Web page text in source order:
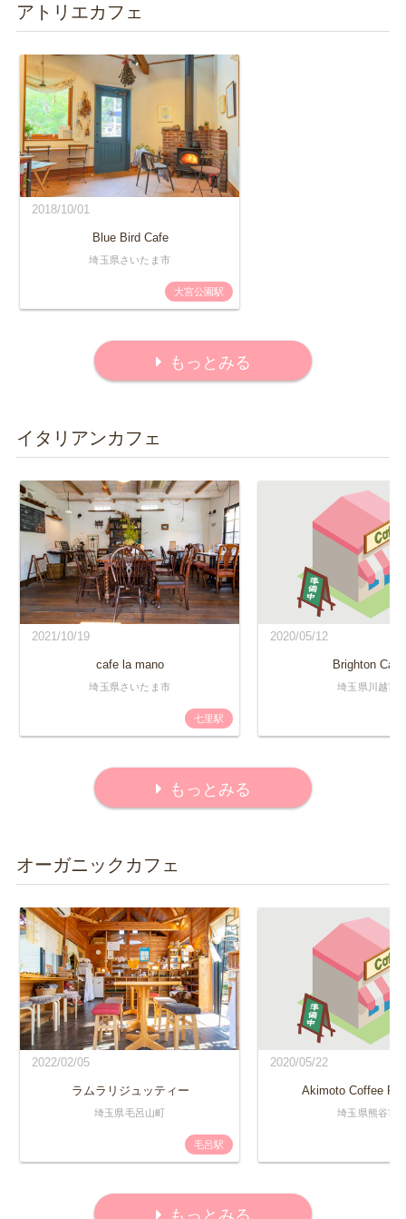
アトリエカフェ
2018/10/01
Blue Bird Cafe
埼玉県さいたま市
大宮公園駅
もっとみる
イタリアンカフェ
2021/10/19
cafe la mano
埼玉県さいたま市
七里駅
2020/05/12
Brighton Cafe
埼玉県川越市
もっとみる
オーガニックカフェ
2022/02/05
ラムラリジュッティー
埼玉県毛呂山町
毛呂駅
2020/05/22
Akimoto Coffee
埼玉県熊谷市